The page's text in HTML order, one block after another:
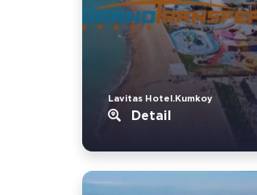
Lavitas Hotel.Kumkoy
Detail